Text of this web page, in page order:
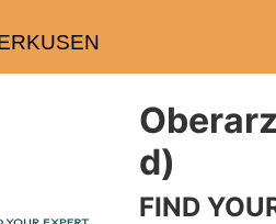
d)
FIND